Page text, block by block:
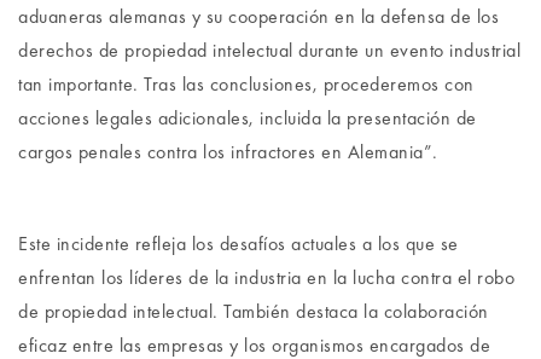
aduaneras alemanas y su cooperación en la defensa de los
derechos de propiedad intelectual durante un evento industrial
tan importante. Tras las conclusiones, procederemos con
acciones legales adicionales, incluida la presentación de
cargos penales contra los infractores en Alemania”.
Este incidente refleja los desafíos actuales a los que se
enfrentan los líderes de la industria en la lucha contra el robo
de propiedad intelectual. También destaca la colaboración
eficaz entre las empresas y los organismos encargados de